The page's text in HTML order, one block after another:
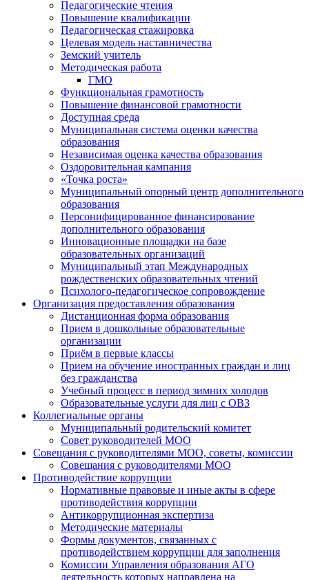
Педагогические чтения
Повышение квалификации
Педагогическая стажировка
Целевая модель наставничества
Земский учитель
Методическая работа
ГМО
Функциональная грамотность
Повышение финансовой грамотности
Доступная среда
Муниципальная система оценки качества
образования
Независимая оценка качества образования
Оздоровительная кампания
«Точка роста»
Муниципальный опорный центр дополнительного
образования
Персонифицированное финансирование
дополнительного образования
Инновационные площадки на базе
образовательных организаций
Муниципальный этап Международных
рождественских образовательных чтений
Психолого-педагогическое сопровождение
Организация предоставления образования
Дистанционная форма образования
Прием в дошкольные образовательные
организации
Приём в первые классы
Прием на обучение иностранных граждан и лиц
без гражданства
Учебный процесс в период зимних холодов
Образовательные услуги для лиц с ОВЗ
Коллегиальные органы
Муниципальный родительский комитет
Совет руководителей МОО
Совещания с руководителями МОО, советы, комиссии
Совещания с руководителями МОО
Противодействие коррупции
Нормативные правовые и иные акты в сфере
противодействия коррупции
Антикоррупционная экспертиза
Методические материалы
Формы документов, связанных с
противодействием коррупции для заполнения
Комиссии Управления образования АГО
деятельность которых направлена на